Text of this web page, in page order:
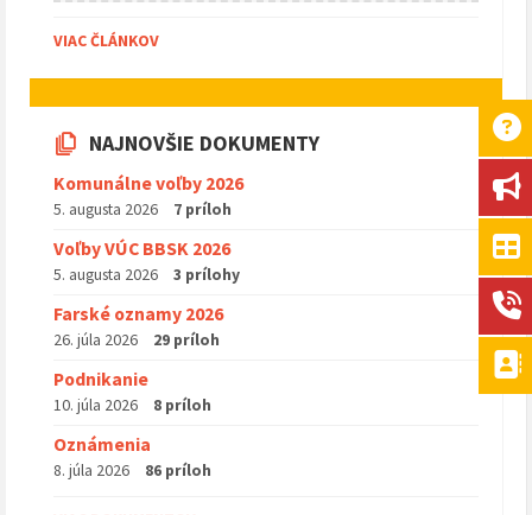
VIAC ČLÁNKOV
NAJNOVŠIE DOKUMENTY
Komunálne voľby 2026
5. augusta 2026 7 príloh
Voľby VÚC BBSK 2026
5. augusta 2026 3 prílohy
Farské oznamy 2026
26. júla 2026 29 príloh
Podnikanie
10. júla 2026 8 príloh
Oznámenia
8. júla 2026 86 príloh